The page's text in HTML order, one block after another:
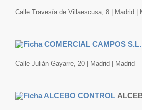
Calle Travesía de Villaescusa, 8 | Madrid |
Calle Julián Gayarre, 20 | Madrid | Madrid